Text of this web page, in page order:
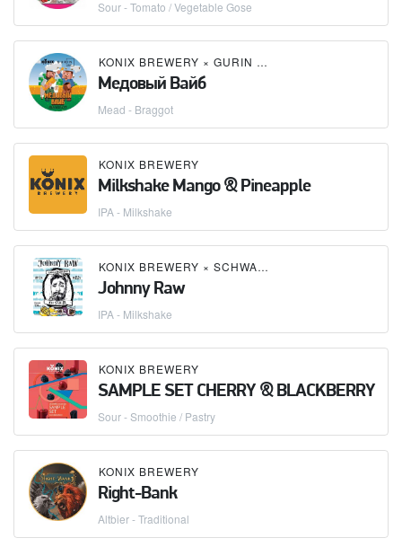
Sour - Tomato / Vegetable Gose
KONIX BREWERY × GURIN CRAFT
Медовый Вайб
Mead - Braggot
KONIX BREWERY
Milkshake Mango & Pineapple
IPA - Milkshake
KONIX BREWERY × SCHWARZKAISER BREWERY
Johnny Raw
IPA - Milkshake
KONIX BREWERY
SAMPLE SET CHERRY & BLACKBERRY
Sour - Smoothie / Pastry
KONIX BREWERY
Right-Bank
Altbier - Traditional